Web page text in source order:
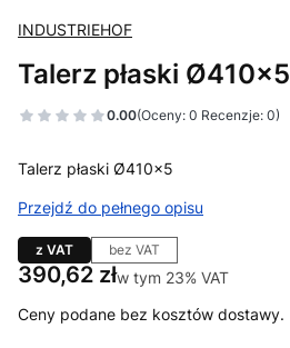
INDUSTRIEHOF
Talerz płaski Ø410x5
0.00(Oceny: 0 Recenzje: 0)
Talerz płaski Ø410x5
Przejdź do pełnego opisu
z VAT bez VAT
Cena
390,62 złw tym 23% VAT
w tym 23% VAT
Ceny podane bez kosztów dostawy.